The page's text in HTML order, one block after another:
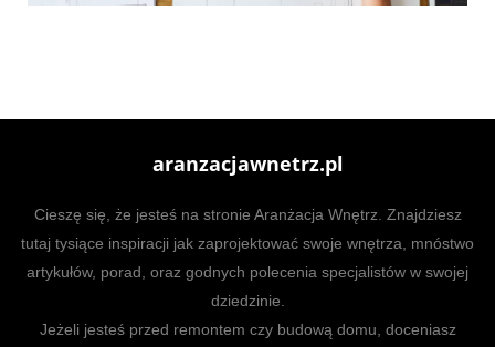
aranzacjawnetrz.pl
Cieszę się, że jesteś na stronie Aranżacja Wnętrz. Znajdziesz
tutaj tysiące inspiracji jak zaprojektować swoje wnętrza, mnóstwo
artykułów, porad, oraz godnych polecenia specjalistów w swojej
dziedzinie.
Jeżeli jesteś przed remontem czy budową domu, doceniasz